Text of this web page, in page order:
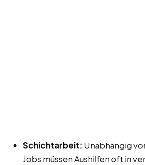
Schichtarbeit: Unabhängig
Jobs müssen Aushilfen oft in